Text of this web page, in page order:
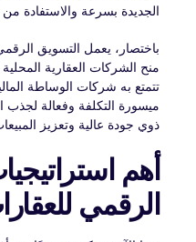
الجديدة بسرعة والاستفادة من
باختصار، يعمل التسويق
منح الشركات العقارية
تتمتع به شركات الوساطة
ميسورة التكلفة وفعالة لجذب
ذوي جودة عالية وتعزيز
أهم
الرقمي